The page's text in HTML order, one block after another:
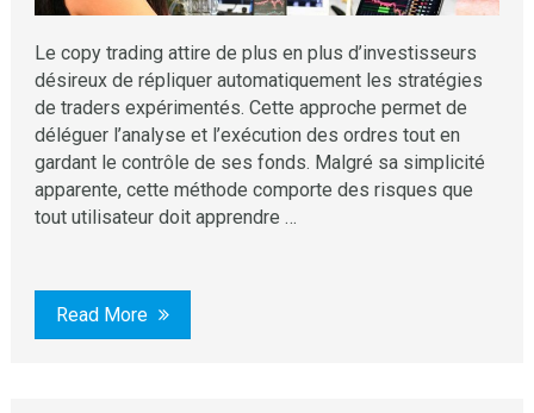
Le copy trading attire de plus en plus d’investisseurs
désireux de répliquer automatiquement les stratégies
de traders expérimentés. Cette approche permet de
déléguer l’analyse et l’exécution des ordres tout en
gardant le contrôle de ses fonds. Malgré sa simplicité
apparente, cette méthode comporte des risques que
tout utilisateur doit apprendre …
Read More